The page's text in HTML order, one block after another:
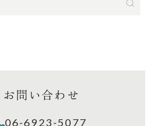
お問い合わせ
06-6923-5077